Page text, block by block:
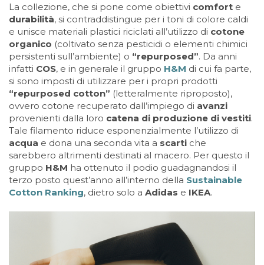
La collezione, che si pone come obiettivi comfort e
durabilità, si contraddistingue per i toni di colore caldi
e unisce materiali plastici riciclati all’utilizzo di cotone
organico (coltivato senza pesticidi o elementi chimici
persistenti sull’ambiente) o “repurposed”. Da anni
infatti COS, e in generale il gruppo H&M di cui fa parte,
si sono imposti di utilizzare per i propri prodotti
“repurposed cotton” (letteralmente riproposto),
ovvero cotone recuperato dall’impiego di avanzi
provenienti dalla loro catena di produzione di vestiti.
Tale filamento riduce esponenzialmente l’utilizzo di
acqua e dona una seconda vita a scarti che
sarebbero altrimenti destinati al macero. Per questo il
gruppo H&M ha ottenuto il podio guadagnandosi il
terzo posto quest’anno all’interno della Sustainable
Cotton Ranking, dietro solo a Adidas e IKEA.